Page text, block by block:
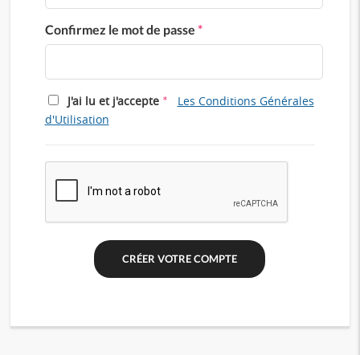
Confirmez le mot de passe *
J'ai lu et j'accepte *
Les Conditions Générales
d'Utilisation